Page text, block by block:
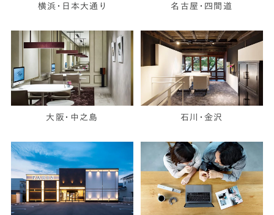
横浜・日本大通り 名古屋・四間道
大阪・中之島 石川・金沢